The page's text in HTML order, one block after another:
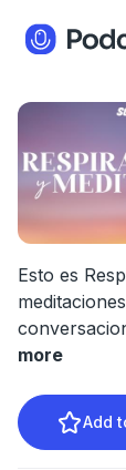
Esto es
more
Add